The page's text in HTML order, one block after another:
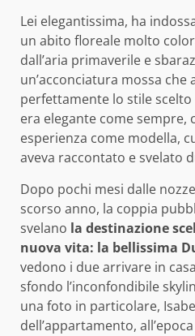
Lei elegantissima, ha
un abito floreale molto
dall’aria primaverile e
un’acconciatura mossa che
perfettamente lo stile scelto
era elegante come sempre,
esperienza come modella,
aveva raccontato e svelato
Dopo pochi mesi dalle
scorso anno, la coppia
svelano la destinazione
nuova vita: la bellissima
vedono i due arrivare in
sfondo l’inconfondibile
una foto in particolare,
dell’appartamento,